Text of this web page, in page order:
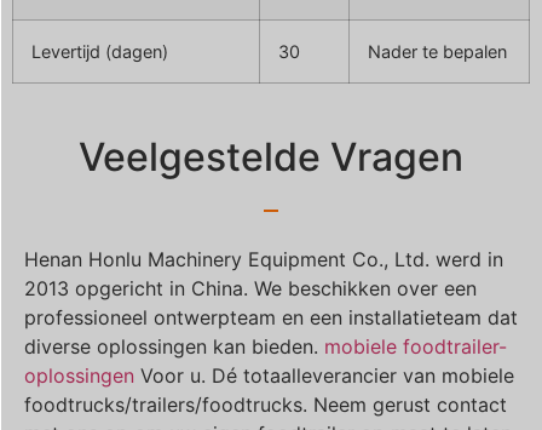
Levertijd (dagen) 30 Nader te bepalen
Veelgestelde Vragen
Henan Honlu Machinery Equipment Co., Ltd. werd in
2013 opgericht in China. We beschikken over een
professioneel ontwerpteam en een installatieteam dat
diverse oplossingen kan bieden. mobiele foodtrailer-
oplossingen Voor u. Dé totaalleverancier van mobiele
foodtrucks/trailers/foodtrucks. Neem gerust contact